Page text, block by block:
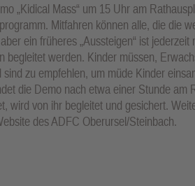
„Kidical Mass“ um 15 Uhr am
Mitfahren können alle, die die
ein früheres „Aussteigen“ ist
begleitet werden. Kinder müssen,
zu empfehlen, um müde Kinder
die Demo nach etwa einer Stunde am
wird von ihr begleitet und gesichert.
des ADFC Oberursel/Steinbach.